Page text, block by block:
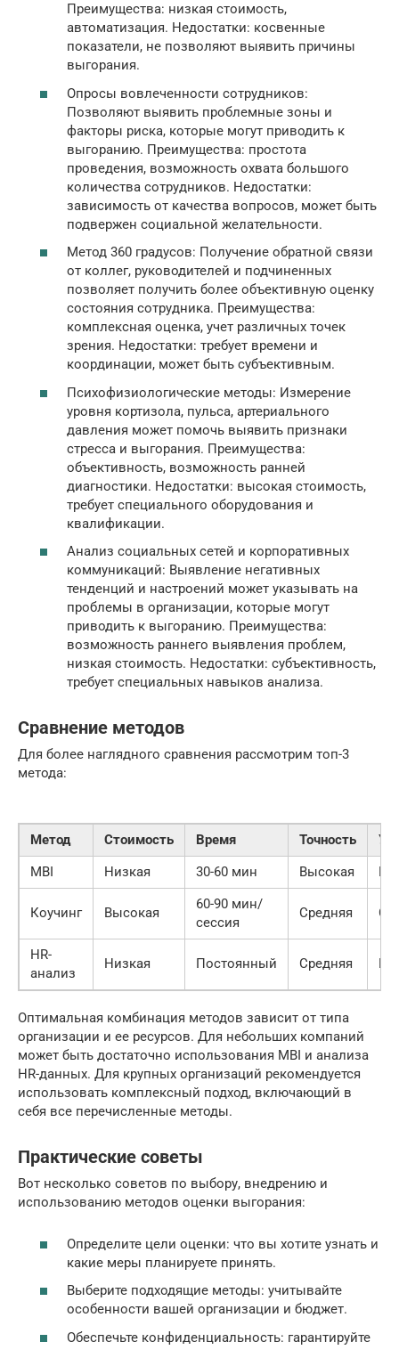
Преимущества: низкая стоимость,
автоматизация. Недостатки: косвенные
показатели, не позволяют выявить причины
выгорания.
Опросы вовлеченности сотрудников:
Позволяют выявить проблемные зоны и
факторы риска, которые могут приводить к
выгоранию. Преимущества: простота
проведения, возможность охвата большого
количества сотрудников. Недостатки:
зависимость от качества вопросов, может быть
подвержен социальной желательности.
Метод 360 градусов: Получение обратной связи
от коллег, руководителей и подчиненных
позволяет получить более объективную оценку
состояния сотрудника. Преимущества:
комплексная оценка, учет различных точек
зрения. Недостатки: требует времени и
координации, может быть субъективным.
Психофизиологические методы: Измерение
уровня кортизола, пульса, артериального
давления может помочь выявить признаки
стресса и выгорания. Преимущества:
объективность, возможность ранней
диагностики. Недостатки: высокая стоимость,
требует специального оборудования и
квалификации.
Анализ социальных сетей и корпоративных
коммуникаций: Выявление негативных
тенденций и настроений может указывать на
проблемы в организации, которые могут
приводить к выгоранию. Преимущества:
возможность раннего выявления проблем,
низкая стоимость. Недостатки: субъективность,
требует специальных навыков анализа.
Сравнение методов
Для более наглядного сравнения рассмотрим топ-3
метода:
Метод Стоимость Время Точность
MBI
Низкая 30-60 мин Высокая
Коучинг Высокая
60-90 мин/
сессия
Средняя
HR-
анализ
Низкая Постоянный Средняя
Оптимальная комбинация методов зависит от типа
организации и ее ресурсов. Для небольших компаний
может быть достаточно использования MBI и анализа
HR-данных. Для крупных организаций рекомендуется
использовать комплексный подход, включающий в
себя все перечисленные методы.
Практические советы
Вот несколько советов по выбору, внедрению и
использованию методов оценки выгорания:
Определите цели оценки: что вы хотите узнать и
какие меры планируете принять.
Выберите подходящие методы: учитывайте
особенности вашей организации и бюджет.
Обеспечьте конфиденциальность: гарантируйте